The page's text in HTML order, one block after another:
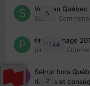
5
Venir au
Sab74
·
11144
👬 Parrainage
piinoush
·
2
Séjour hors
risques et